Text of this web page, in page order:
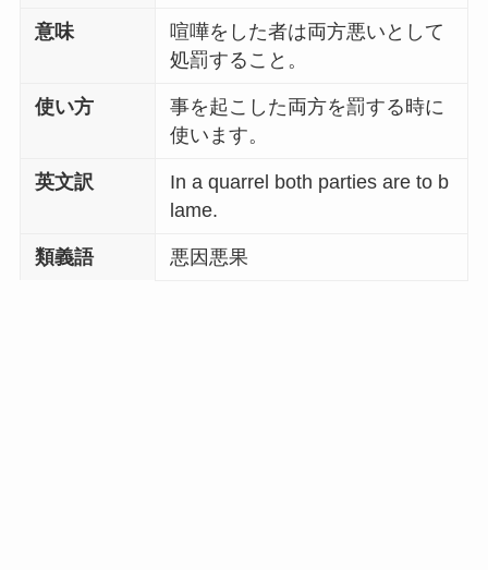
意味
喧嘩をした者は両方悪いとして
処罰すること。
使い方
事を起こした両方を罰する時に
使います。
英文訳
In a quarrel both parties are to b
lame.
類義語 悪因悪果